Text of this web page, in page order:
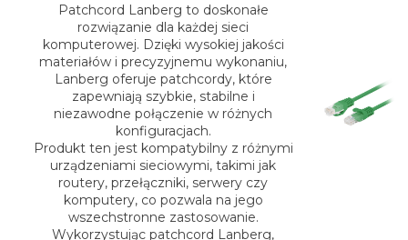
Patchcord Lanberg to doskonałe
rozwiązanie dla każdej sieci
komputerowej. Dzięki wysokiej jakości
materiałów i precyzyjnemu wykonaniu,
Lanberg oferuje patchcordy, które
zapewniają szybkie, stabilne i
niezawodne połączenie w różnych
konfiguracjach.
Produkt ten jest kompatybilny z różnymi
urządzeniami sieciowymi, takimi jak
routery, przełączniki, serwery czy
komputery, co pozwala na jego
wszechstronne zastosowanie.
Wykorzystując patchcord Lanberg,